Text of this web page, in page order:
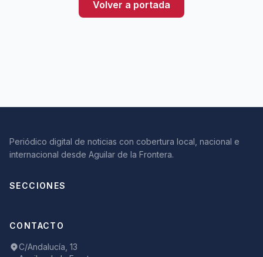
Volver a portada
Periódico digital de noticias con cobertura local, nacional e
internacional desde Aguilar de la Frontera.
SECCIONES
CONTACTO
C/Andalucía, 13